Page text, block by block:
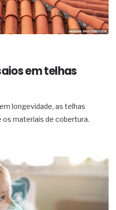
em telhas
longevidade, as telhas
materiais de cobertura.